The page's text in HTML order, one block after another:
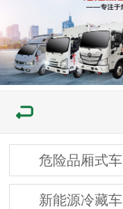
危险品厢式车
新能源冷藏车